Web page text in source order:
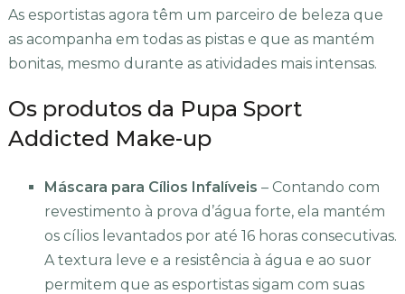
As esportistas agora têm um parceiro de beleza que
as acompanha em todas as pistas e que as mantém
bonitas, mesmo durante as atividades mais intensas.
Os produtos da Pupa Sport
Addicted Make-up
Máscara para Cílios Infalíveis – Contando com
revestimento à prova d’água forte, ela mantém
os cílios levantados por até 16 horas consecutivas.
A textura leve e a resistência à água e ao suor
permitem que as esportistas sigam com suas